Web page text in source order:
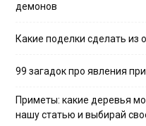
демонов
Какие поделки сделать из
99 загадок про явления
Приметы: какие деревья
нашу статью и выбирай